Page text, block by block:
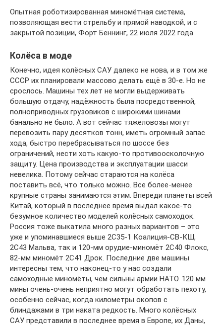
Опытная роботизированная миномётная система,
позволяющая вести стрельбу и прямой наводкой, и с
закрытой позиции, Форт Беннинг, 22 июля 2022 года
Колёса в моде
Конечно, идея колёсных САУ далеко не нова, и в том же
СССР их планировали массово делать ещё в 30-е. Но не
срослось. Машины тех лет не могли выдерживать
большую отдачу, надёжность была посредственной,
полноприводных грузовиков с широкими шинами
банально не было. А вот сейчас тяжеловозы могут
перевозить пару десятков тонн, иметь огромный запас
хода, быстро перебрасываться по шоссе без
ограничений, нести хоть какую-то противоосколочную
защиту. Цена производства и эксплуатации шасси
невелика. Потому сейчас стараются на колёса
поставить всё, что только можно. Все более-менее
крупные страны занимаются этим. Впереди планеты всей
Китай, который в последнее время выдал какое-то
безумное количество моделей колёсных самоходок.
Россия тоже выкатила много разных вариантов – это
уже и упоминавшиеся выше 2С35-1 Коалиция-СВ-КШ,
2С43 Мальва, так и 120-мм орудие-миномёт 2С40 Флокс,
82-мм миномёт 2С41 Дрок. Последние две машины
интересны тем, что наконец-то у нас создали
самоходные миномёты, чем сильны армии НАТО. 120 мм
мины очень-очень неприятно могут обработать пехоту,
особенно сейчас, когда километры окопов с
блиндажами в три наката редкость. Много колёсных
САУ представили в последнее время в Европе, их Даны,